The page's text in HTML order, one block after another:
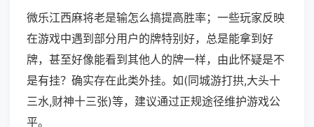
微乐江西麻将老是输怎么搞提高胜率；一些玩家反映
在游戏中遇到部分用户的牌特别好，总是能拿到好
牌，甚至好像能看到其他人的牌一样，由此怀疑是不
是有挂？确实存在此类外挂。如(同城游打拱,大头十
三水,财神十三张)等，建议通过正规途径维护游戏公
平。